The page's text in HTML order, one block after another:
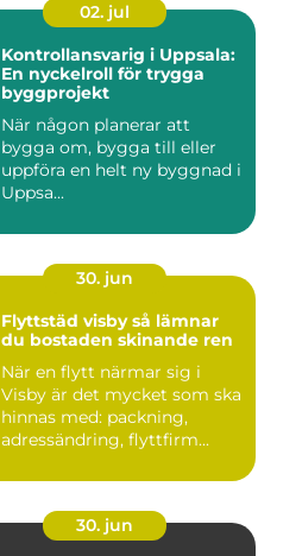
02. jul
Kontrollansvarig i Uppsala:
En nyckelroll för trygga
byggprojekt
När någon planerar att
bygga om, bygga till eller
uppföra en helt ny byggnad i
Uppsa...
30. jun
Flyttstäd visby så lämnar
du bostaden skinande ren
När en flytt närmar sig i
Visby är det mycket som ska
hinnas med: packning,
adressändring, flyttfirm...
30. jun